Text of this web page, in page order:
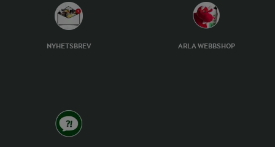
NYHETSBREV ARLA WEBBSHOP